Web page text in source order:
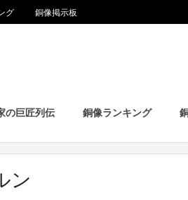
グ 銅像掲示板
の巨匠列伝 銅像ランキング
ン